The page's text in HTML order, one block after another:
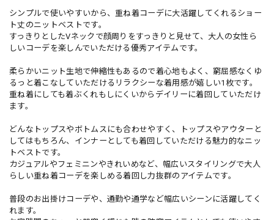
シンプルで使いやすいから、重ね着コーデに大活躍してくれるショー
ト丈のニットベストです。
すっきりとしたVネックで顔周りをすっきりと見せて、大人の女性ら
しいコーデを楽しんでいただける優秀アイテムです。
柔らかいニット生地で伸縮性もあるので着心地もよく、窮屈感なくゆ
るっと着こなしていただけるリラクシーな着用感が嬉しい1枚です。
重ね着にしても着ぶくれもしにくいからデイリーに着回していただけ
ます。
どんなトップスやボトムスにも合わせやすく、トップスやアウターと
してはもちろん、インナーとしても着回していただける魅力的なニッ
トベストです。
カジュアルやフェミニンやきれいめなど、幅広いスタイリングで大人
らしい重ね着コーデを楽しめる着回し力抜群のアイテムです。
普段のお出掛けコーデや、通勤や通学など幅広いシーンに活躍してく
れます。